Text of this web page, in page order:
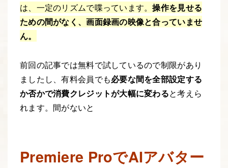
は、一定のリズムで喋っています。操作を見せる
ための間がなく、画面録画の映像と合っていませ
ん。
前回の記事では無料で試しているので制限があり
ましたし、有料会員でも必要な間を全部設定する
か否かで消費クレジットが大幅に変わると考えら
れます。間がないと
Premiere ProでAIアバター